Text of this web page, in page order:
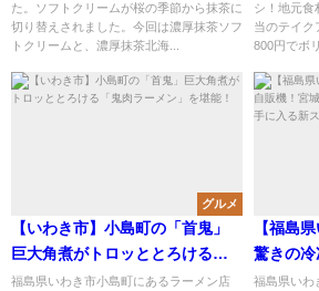
タート
た。ソフトクリームが桜の季節から抹茶に
切り替えされました。今回は濃厚抹茶ソフ
トクリームと、濃厚抹茶北海...
い！あ
シ！地元食
当のテイク
800円でボ
グルメ
【いわき市】小島町の「首鬼」
巨大角煮がトロッととろける
「鬼肉ラーメン」を堪能！
福島県いわき市小島町にあるラーメン店
【福島
驚きの冷
テや仙台
福島県いわ